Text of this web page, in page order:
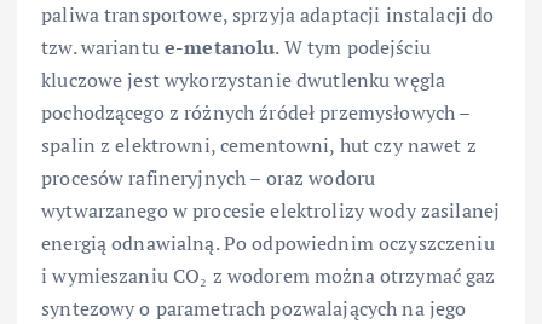
paliwa transportowe, sprzyja adaptacji instalacji do
tzw. wariantue-metanolu. W tym podejściu
kluczowe jest wykorzystanie dwutlenku węgla
pochodzącego z różnych źródeł przemysłowych –
spalin z elektrowni, cementowni, hut czy nawet z
procesów rafineryjnych – oraz wodoru
wytwarzanego w procesie elektrolizy wody zasilanej
energią odnawialną. Po odpowiednim oczyszczeniu
i wymieszaniu CO₂ z wodorem można otrzymać gaz
syntezowy o parametrach pozwalających na jego